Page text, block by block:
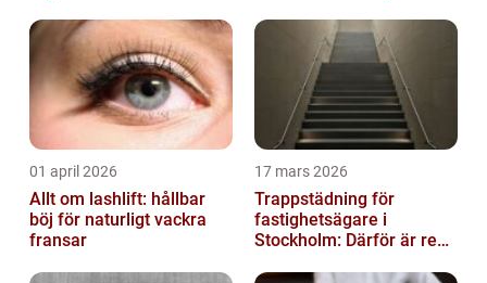
01 april 2026
Allt om lashlift: hållbar
böj för naturligt vackra
fransar
17 mars 2026
Trappstädning för
fastighetsägare i
Stockholm: Därför är rena